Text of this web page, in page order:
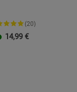
(20)
14,99 €